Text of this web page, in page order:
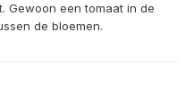
Gewoon een tomaat in de
de bloemen.